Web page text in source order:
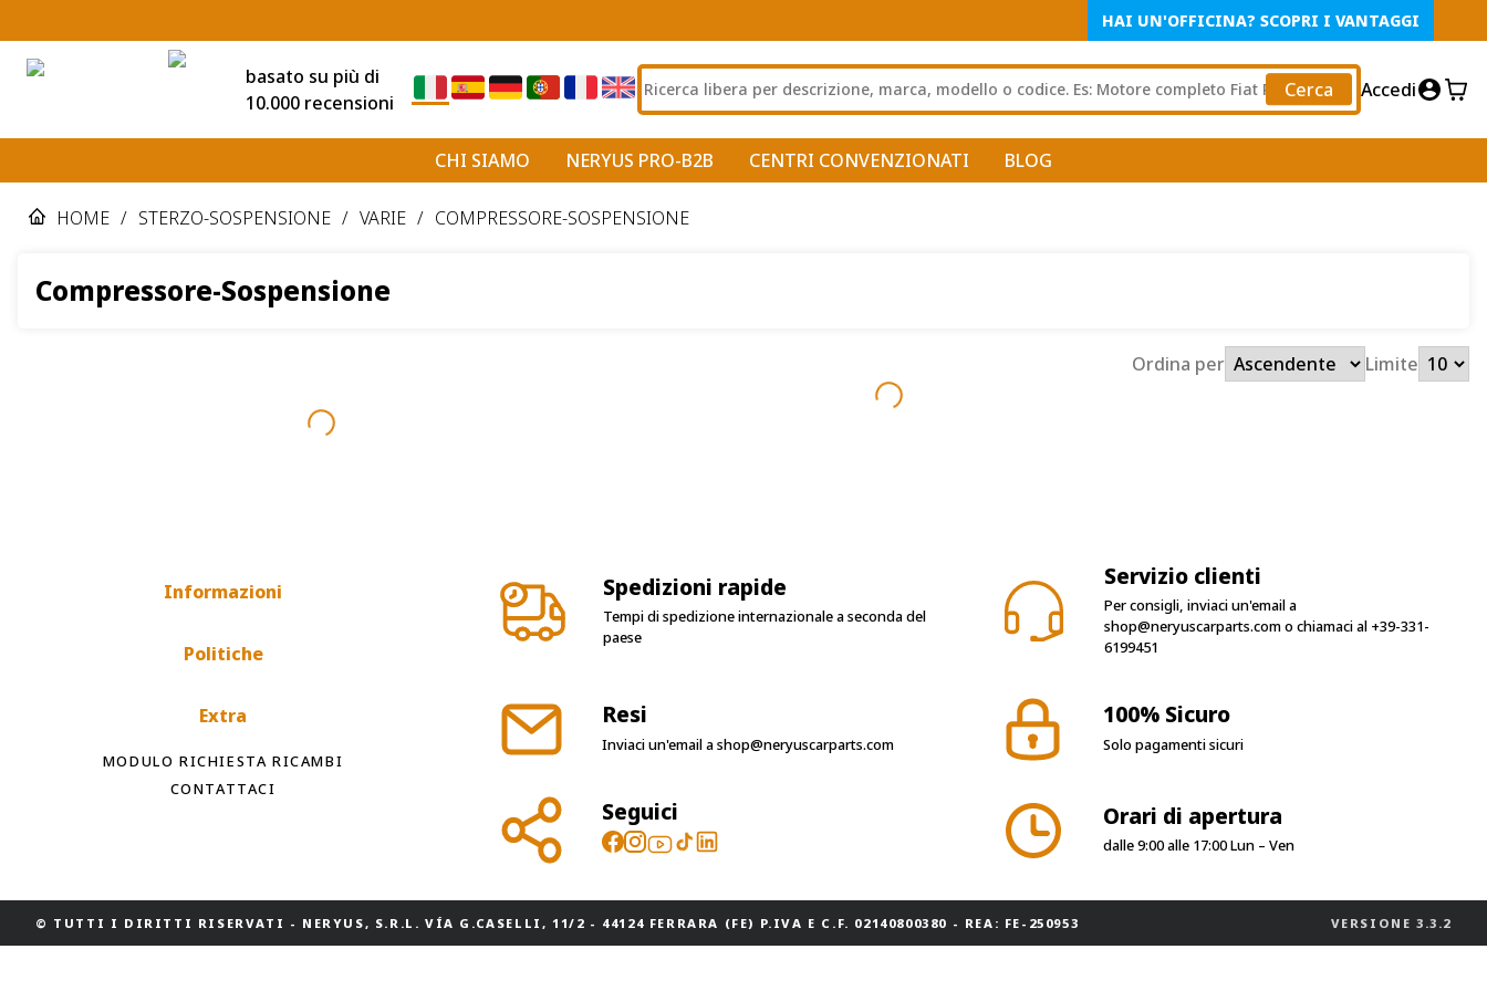
HAI UN'OFFICINA? SCOPRI I VANTAGGI
basato su più di
10.000 recensioni
Cerca Accedi
CHI SIAMO NERYUS PRO-B2B CENTRI CONVENZIONATI BLOG
HOME / STERZO-SOSPENSIONE / VARIE / COMPRESSORE-SOSPENSIONE
Compressore-Sospensione
Ordina per Limite
Informazioni
Politiche
Extra
MODULO RICHIESTA RICAMBI
CONTATTACI
Spedizioni rapide
Tempi di spedizione internazionale a seconda del
paese
Servizio clienti
Per consigli, inviaci un'email a
shop@neryuscarparts.como chiamaci al +39-331-
6199451
Resi
Inviaci un'email ashop@neryuscarparts.com
100% Sicuro
Solo pagamenti sicuri
Seguici Orari di apertura
dalle 9:00 alle 17:00 Lun – Ven
© TUTTI I DIRITTI RISERVATI - NERYUS, S.R.L. VÍA G.CASELLI, 11/2 - 44124 FERRARA (FE) P.IVA E C.F. 02140800380 - REA: FE-250953 VERSIONE 3.3.2